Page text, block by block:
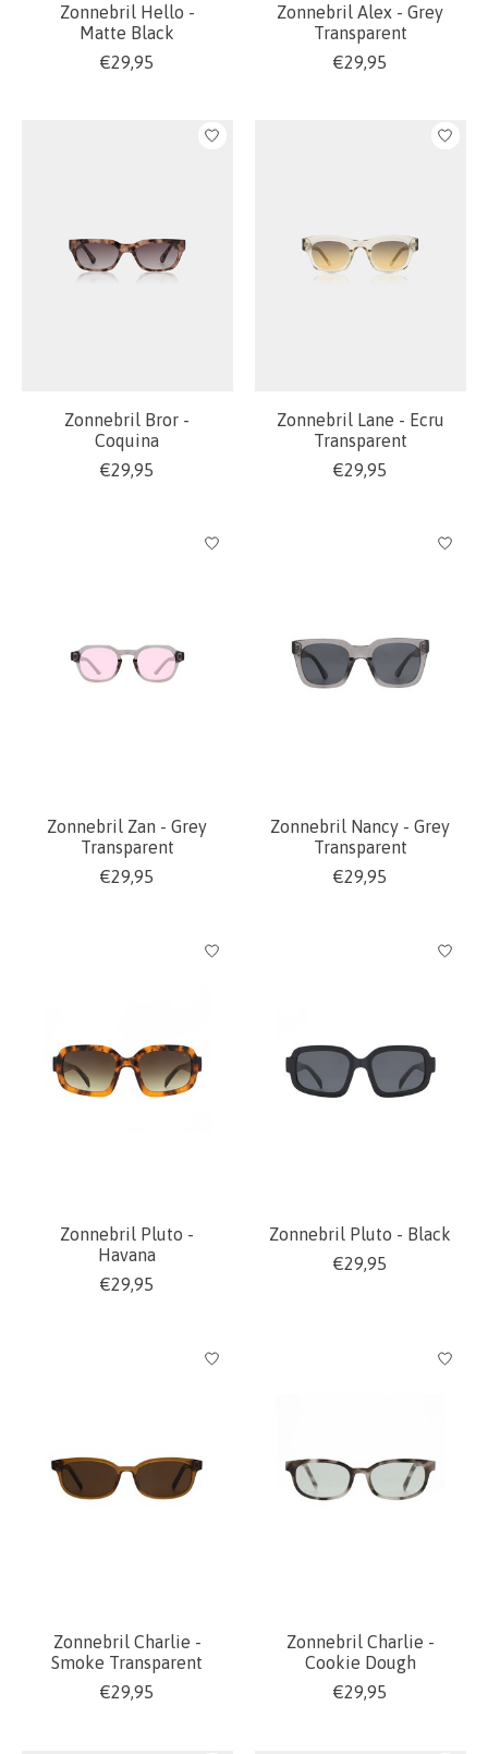
Zonnebril Hello -
Matte Black
€29,95
Zonnebril Alex - Grey
Transparent
€29,95
Zonnebril Bror -
Coquina
€29,95
Zonnebril Lane - Ecru
Transparent
€29,95
Zonnebril Zan - Grey
Transparent
€29,95
Zonnebril Nancy - Grey
Transparent
€29,95
Zonnebril Pluto -
Havana
€29,95
Zonnebril Pluto - Black
€29,95
Zonnebril Charlie -
Smoke Transparent
€29,95
Zonnebril Charlie -
Cookie Dough
€29,95